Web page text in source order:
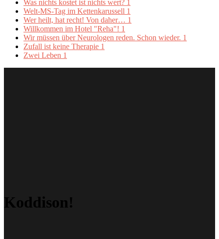
Was nichts kostet ist nichts wert? 1
Welt-MS-Tag im Kettenkarussell 1
Wer heilt, hat recht! Von daher… 1
Willkommen im Hotel "Reha"! 1
Wir müssen über Neurologen reden. Schon wieder. 1
Zufall ist keine Therapie 1
Zwei Leben 1
Koddison!